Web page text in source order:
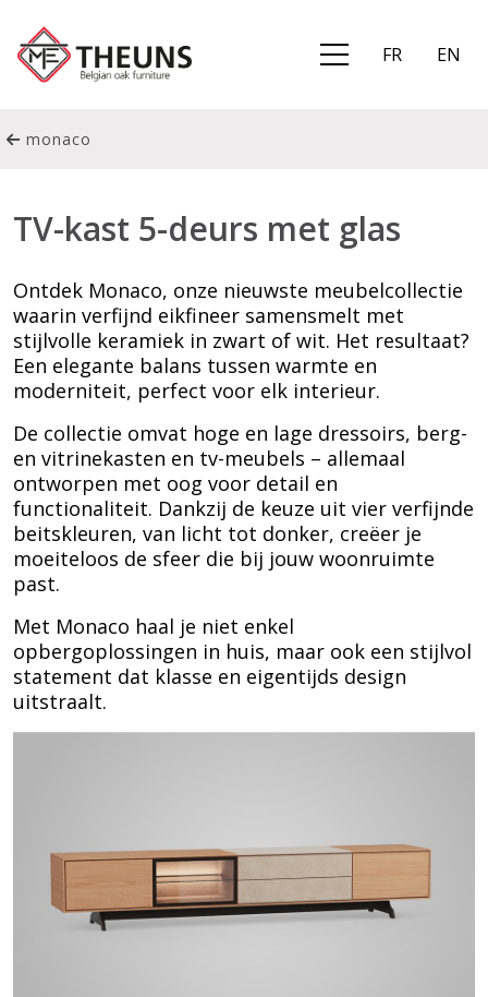
FR EN
monaco
TV-kast 5-deurs met glas
Ontdek Monaco, onze nieuwste meubelcollectie
waarin verfijnd eikfineer samensmelt met
stijlvolle keramiek in zwart of wit. Het resultaat?
Een elegante balans tussen warmte en
moderniteit, perfect voor elk interieur.
De collectie omvat hoge en lage dressoirs, berg-
en vitrinekasten en tv-meubels – allemaal
ontworpen met oog voor detail en
functionaliteit. Dankzij de keuze uit vier verfijnde
beitskleuren, van licht tot donker, creëer je
moeiteloos de sfeer die bij jouw woonruimte
past.
Met Monaco haal je niet enkel
opbergoplossingen in huis, maar ook een stijlvol
statement dat klasse en eigentijds design
uitstraalt.